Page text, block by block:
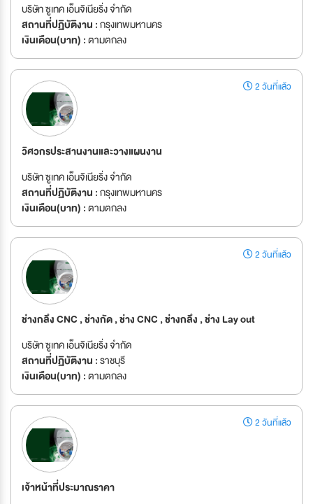
บริษัท ซูเทค เอ็นจิเนียริ่ง จำกัด
สถานที่ปฏิบัติงาน :กรุงเทพมหานคร
เงินเดือน(บาท) :ตามตกลง
2 วันที่แล้ว
วิศวกรประสานงานและวางแผนงาน
บริษัท ซูเทค เอ็นจิเนียริ่ง จำกัด
สถานที่ปฏิบัติงาน :กรุงเทพมหานคร
เงินเดือน(บาท) :ตามตกลง
2 วันที่แล้ว
ช่างกลึง CNC , ช่างกัด , ช่าง CNC , ช่างกลึง , ช่าง Lay out
บริษัท ซูเทค เอ็นจิเนียริ่ง จำกัด
สถานที่ปฏิบัติงาน :ราชบุรี
เงินเดือน(บาท) :ตามตกลง
2 วันที่แล้ว
เจ้าหน้าที่ประมาณราคา